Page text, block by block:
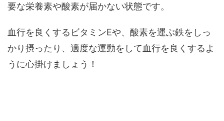
要な栄養素や酸素が届かない状態です。
血行を良くするビタミンEや、酸素を運ぶ鉄をしっ
かり摂ったり、適度な運動をして血行を良くするよ
うに心掛けましょう！